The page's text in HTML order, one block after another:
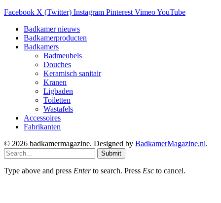
Facebook X (Twitter) Instagram Pinterest VimeoYouTube
Badkamer nieuws
Badkamerproducten
Badkamers
Badmeubels
Douches
Keramisch sanitair
Kranen
Ligbaden
Toiletten
Wastafels
Accessoires
Fabrikanten
© 2026 badkamermagazine. Designed by BadkamerMagazine.nl.
Submit
Type above and press Enterto search. Press Esc to cancel.